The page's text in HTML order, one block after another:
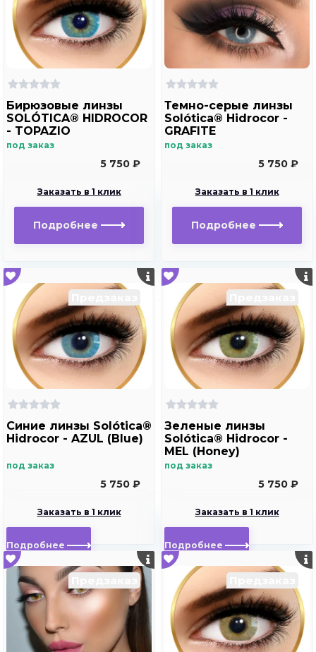
Бирюзовые линзы
SOLÓTICA® HIDROCOR
- TOPAZIO
под заказ
5 750 ₽
Заказать в 1 клик
Подробнее
Темно-серые линзы
Solótica® Hidrocor -
GRAFITE
под заказ
5 750 ₽
Заказать в 1 клик
Подробнее
Синие линзы Solótica®
Hidrocor - AZUL (Blue)
под заказ
5 750 ₽
Заказать в 1 клик
Подробнее
Зеленые линзы
Solótica® Hidrocor -
MEL (Honey)
под заказ
5 750 ₽
Заказать в 1 клик
Подробнее